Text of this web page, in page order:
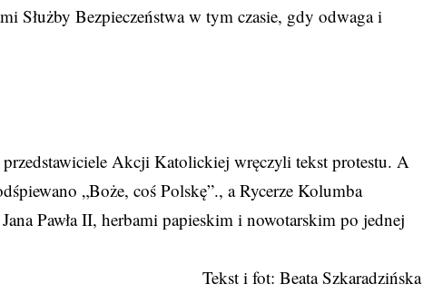
Służby Bezpieczeństwa w tym czasie, gdy odwaga i
przedstawiciele Akcji Katolickiej wręczyli tekst protestu. A
„Boże, coś Polskę”., a Rycerze Kolumba
Pawła II, herbami papieskim i nowotarskim po jednej
Tekst i fot: Beata Szkaradzińska